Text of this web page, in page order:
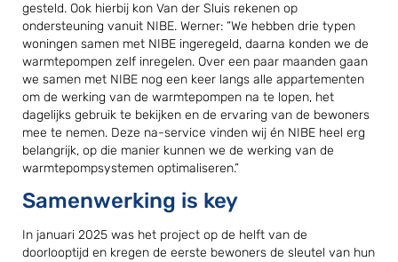
gesteld. Ook hierbij kon Van der Sluis rekenen op
ondersteuning vanuit NIBE. Werner: “We hebben drie typen
woningen samen met NIBE ingeregeld, daarna konden we de
warmtepompen zelf inregelen. Over een paar maanden gaan
we samen met NIBE nog een keer langs alle appartementen
om de werking van de warmtepompen na te lopen, het
dagelijks gebruik te bekijken en de ervaring van de bewoners
mee te nemen. Deze na-service vinden wij én NIBE heel erg
belangrijk, op die manier kunnen we de werking van de
warmtepompsystemen optimaliseren.”
Samenwerking is key
In januari 2025 was het project op de helft van de
doorlooptijd en kregen de eerste bewoners de sleutel van hun